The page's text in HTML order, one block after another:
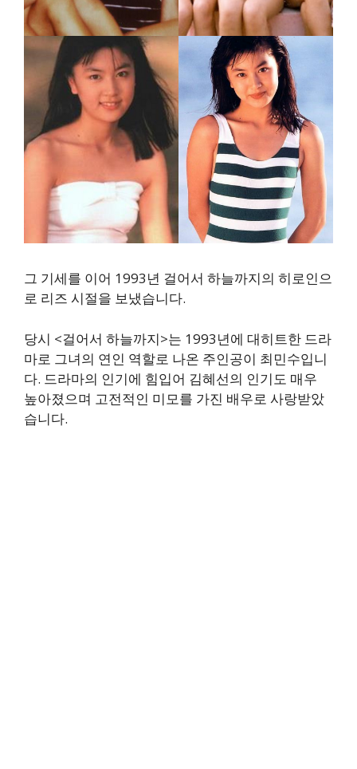
그 기세를 이어 1993년 걸어서 하늘까지의 히로인으
로 리즈 시절을 보냈습니다.
당시 <걸어서 하늘까지>는 1993년에 대히트한 드라
마로 그녀의 연인 역할로 나온 주인공이 최민수입니
다. 드라마의 인기에 힘입어 김혜선의 인기도 매우
높아졌으며 고전적인 미모를 가진 배우로 사랑받았
습니다.